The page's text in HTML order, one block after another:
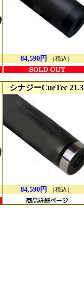
84,590円 （税込）
シナジーCueTec 21.3
84,590円 （税込）